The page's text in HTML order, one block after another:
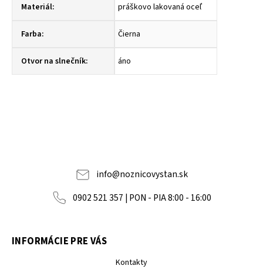
Materiál: práškovo lakovaná oceľ
Farba: Čierna
Otvor na slnečník: áno
info@noznicovystan.sk
0902 521 357 | PON - PIA 8:00 - 16:00
INFORMÁCIE PRE VÁS
Kontakty